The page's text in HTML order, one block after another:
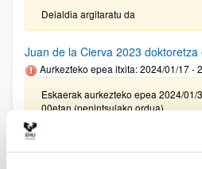
Deialdia argitaratu da
Juan de la Cierva 2023
Aurkezteko epea itxita: 2024/01/17 -
Eskaerak aurkezteko epea 2024/01/
00etan (penintsulako ordua)
Oinarrizko ikerketako eta/edo